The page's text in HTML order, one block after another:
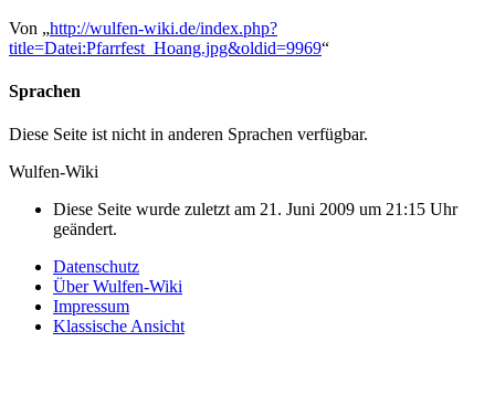
Von „http://wulfen-wiki.de/index.php?
title=Datei:Pfarrfest_Hoang.jpg&oldid=9969“
Sprachen
Diese Seite ist nicht in anderen Sprachen verfügbar.
Wulfen-Wiki
Diese Seite wurde zuletzt am 21. Juni 2009 um 21:15 Uhr
geändert.
Datenschutz
Über Wulfen-Wiki
Impressum
Klassische Ansicht